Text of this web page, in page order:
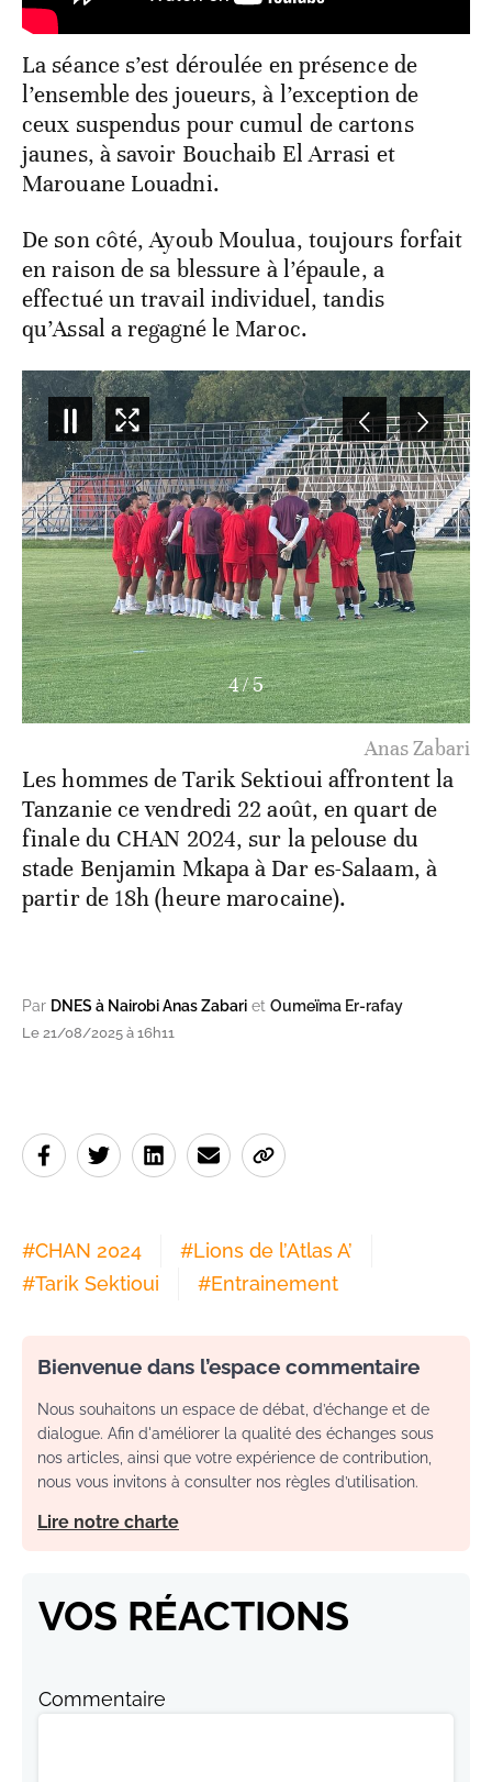
La séance s’est déroulée en présence de
l’ensemble des joueurs, à l’exception de
ceux suspendus pour cumul de cartons
jaunes, à savoir Bouchaib El Arrasi et
Marouane Louadni.
De son côté, Ayoub Moulua, toujours forfait
en raison de sa blessure à l’épaule, a
effectué un travail individuel, tandis
qu’Assal a regagné le Maroc.
4/5
Anas Zabari
Les hommes de Tarik Sektioui affrontent la
Tanzanie ce vendredi 22 août, en quart de
finale du CHAN 2024, sur la pelouse du
stade Benjamin Mkapa à Dar es-Salaam, à
partir de 18h (heure marocaine).
Par DNES à Nairobi Anas Zabari et Oumeïma Er-rafay
Le 21/08/2025 à 16h11
#CHAN 2024 #Lions de l’Atlas A’
#Tarik Sektioui #Entrainement
Bienvenue dans l’espace commentaire
Nous souhaitons un espace de débat, d’échange et de
dialogue. Afin d'améliorer la qualité des échanges sous
nos articles, ainsi que votre expérience de contribution,
nous vous invitons à consulter nos règles d’utilisation.
Lire notre charte
VOS RÉACTIONS
Commentaire